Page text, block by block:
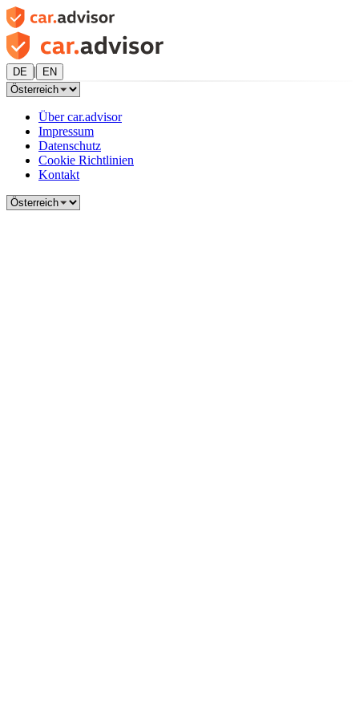
DE | EN
Über car.advisor
Impressum
Datenschutz
Cookie Richtlinien
Kontakt